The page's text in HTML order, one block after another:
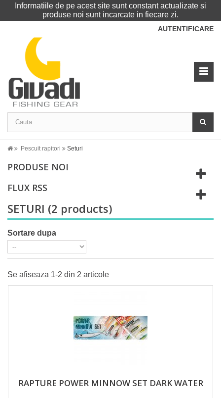
Informatiile de pe acest site sunt constant actualizate si
produse noi sunt incarcate in fiecare zi.
AUTENTIFICARE
Pescuit rapitori Seturi
PRODUSE NOI
FLUX RSS
SETURI (2 products)
Sortare dupa
Se afiseaza 1-2 din 2 articole
RAPTURE POWER MINNOW SET DARK WATER